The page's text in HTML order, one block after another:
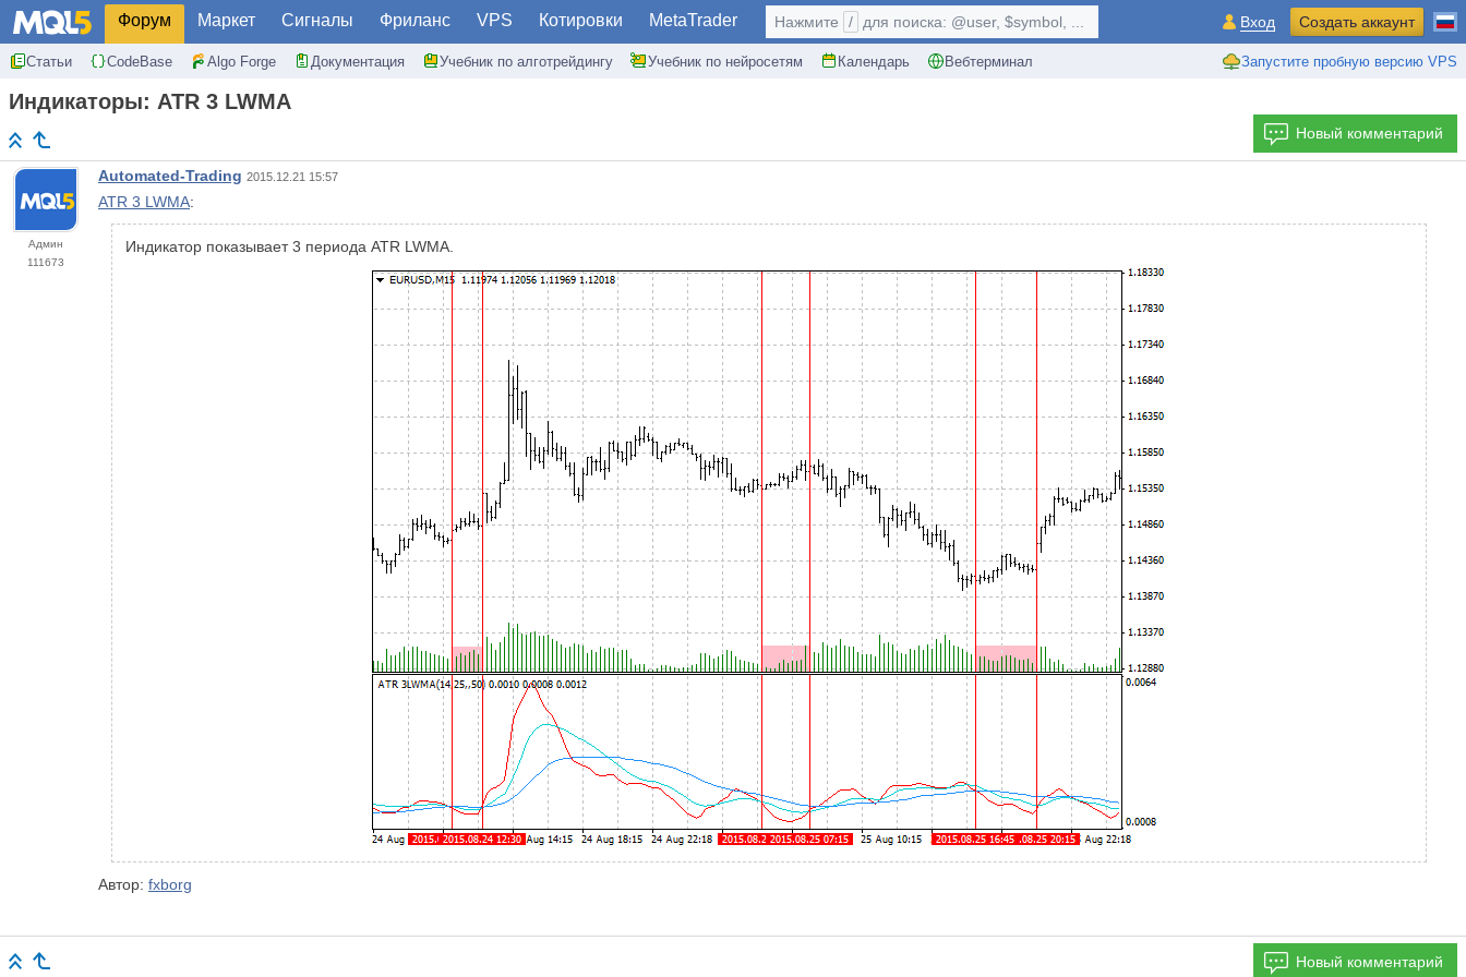
Форум Маркет Сигналы Фриланс VPS Котировки MetaTrader
Статьи CodeBase Algo Forge Документация Учебник по алготрейдингу Учебник по нейросетям Календарь Вебтерминал Запустите пробную версию VPS
Нажмите / для поиска: @user, $symbol, ... Вход Создать аккаунт
Индикаторы: ATR 3 LWMA
Новый комментарий
Админ
111673
Automated-Trading 2015.12.21 15:57
ATR 3 LWMA:
Индикатор показывает 3 периода ATR LWMA.
Автор: fxborg
Новый комментарий